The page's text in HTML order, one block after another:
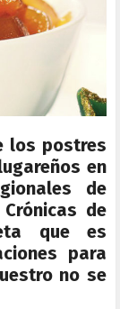
los postres
en
de
de
que es
para
no se